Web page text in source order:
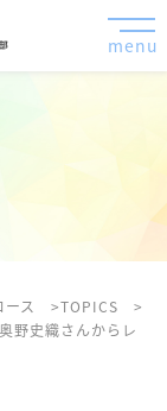
menu
ス
TOPICS
野史織さんからレ